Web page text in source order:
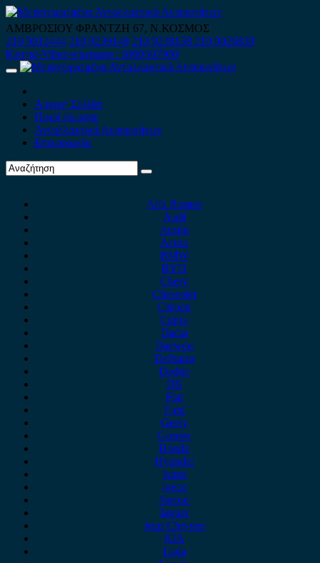
Skip
to
content
ΑΜΒΡΟΣΙΟΥ ΦΡΑΝΤΖΗ 67, Ν.ΚΟΣΜΟΣ
210 9012444 210 9239148 210 9238158 210 9026839
Κινητό-Viber-whatsapp : 6980507900
Primary
Αρχική Σελίδα
Ποιοί είμαστε
Ανταλλακτικά Αυτοκινήτων
Επικοινωνία
Alfa Romeo
Audi
Austin
Acura
BMW
BYD
Chery
Chevrolet
Citroen
Cupra
Dacia
Daewoo
Daihatsu
Dodge
DS
Fiat
Ford
Geely
Gonow
Honda
Hyundai
Isuzu
iveco
Jaecoo
Jaguar
Jeep Chrysler
KIA
Lada